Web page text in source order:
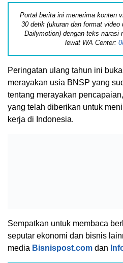
Portal berita ini menerima konten
30 detik (ukuran dan format
Dailymotion) dengan teks narasi
lewat WA Center:
Peringatan ulang tahun ini
merayakan usia BNSP yang
tentang merayakan
yang telah diberikan untuk
kerja di Indonesia.
Sempatkan untuk membaca
seputar ekonomi dan bisnis
media Bisnispost.com dan